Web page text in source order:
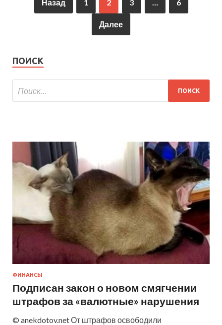
Назад 1 2 3 … 6
Далее
ПОИСК
ФИНАНСЫ
Подписан закон о новом смягчении
штрафов за «валютные» нарушения
© anekdotov.net От штрафов освободили